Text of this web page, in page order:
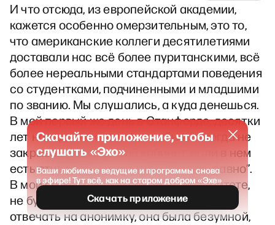
И что отсюда, из европейской академии,
кажется особенно омерзительным, это то,
что американские коллеги десятилетиями
доставали нас всё более пуританскими, всё
более нереальными стандартами поведения
со студентками, подчиненными и младшими
по званию. Мы слушались, а куда денешься.
В мой первый же день в Станфорде, десятки
лет назад, мне сказали, чтобы я никогда не
закрывал дверь в свой кабинет, если в нем
есть студентка “ну или студент, всё равно”.
В мой первый день в другом университете,
не буду его называть, мне пришлось
отвечать на анонимку, она была безумной,
Скачайте приложение, чтобы
слушать «Эхо»
Ваши любимые ведущие и программы снова
в эфире! Тут всё, как на старом добром «Эхе»
Скачать приложение